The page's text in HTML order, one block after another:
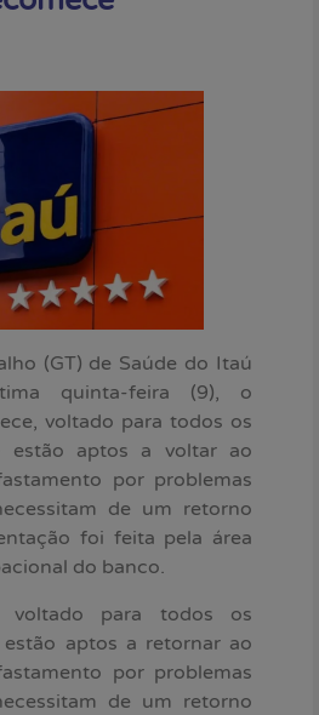
(GT) de Saúde do Itaú
quinta-feira (9), o
voltado para todos os
estão aptos a voltar ao
por problemas
de um retorno
foi feita pela área
do banco.
voltado para todos os
aptos a retornar ao
por problemas
de um retorno